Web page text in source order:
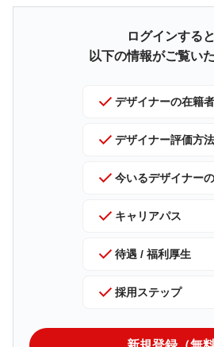
る人が求められるようになりました。
・複雑なビジネスルールや料金体系を
・デジタル上の予約体験と自然の中で
・新機能や新プランの検討段階から入
入っており、一緒に体験を設計する一
デザイナーの在籍者数
デザイナー評価方法
目標を設定し期末に評価を行います。
今いるデザイナーの声
ログインすると
以下の情報がご覧い
 デザイナーの在籍
 デザイナー評価方法
 今いるデザイナー
 キャリアパス
 待遇 / 福利厚生
 採用ステップ